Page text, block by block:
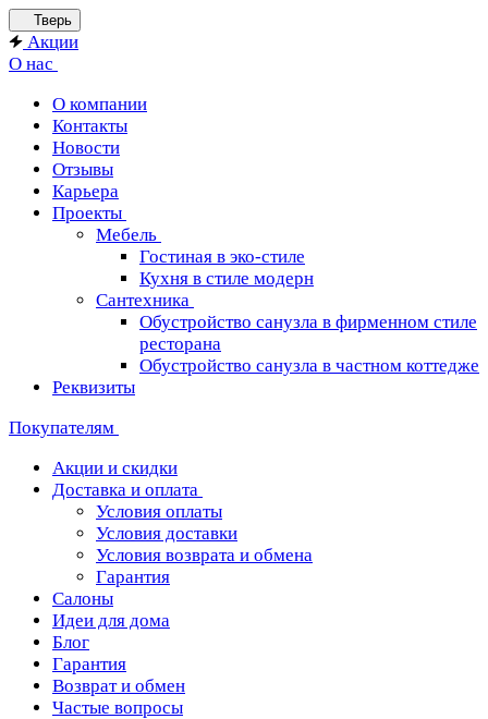
Тверь
Акции
О нас
О компании
Контакты
Новости
Отзывы
Карьера
Проекты
Мебель
Гостиная в эко-стиле
Кухня в стиле модерн
Сантехника
Обустройство санузла в фирменном стиле
ресторана
Обустройство санузла в частном коттедже
Реквизиты
Покупателям
Акции и скидки
Доставка и оплата
Условия оплаты
Условия доставки
Условия возврата и обмена
Гарантия
Салоны
Идеи для дома
Блог
Гарантия
Возврат и обмен
Частые вопросы